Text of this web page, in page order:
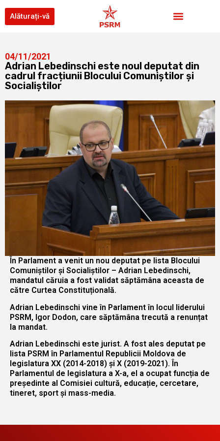
Alăturați-vă
04/11/2021
Adrian Lebedinschi este noul deputat din
cadrul fracțiunii Blocului Comuniștilor și
Socialiștilor
În Parlament a venit un nou deputat pe lista Blocului
Comuniștilor și Socialiștilor – Adrian Lebedinschi,
mandatul căruia a fost validat săptămâna aceasta de
către Curtea Constituțională.
Adrian Lebedinschi vine în Parlament în locul liderului
PSRM, Igor Dodon, care săptămâna trecută a renunțat
la mandat.
Adrian Lebedinschi este jurist. A fost ales deputat pe
lista PSRM în Parlamentul Republicii Moldova de
legislatura XX (2014-2018) și X (2019-2021). În
Parlamentul de legislatura a X-a, el a ocupat funcția de
președinte al Comisiei cultură, educație, cercetare,
tineret, sport și mass-media.